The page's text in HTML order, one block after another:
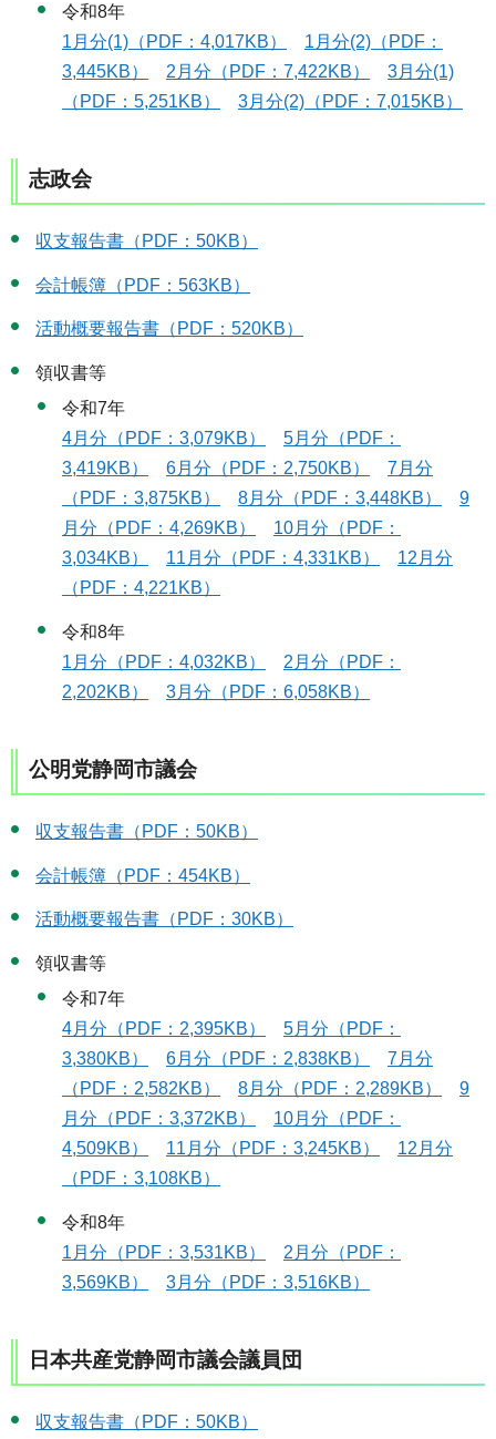
令和8年
1月分(1)（PDF：4,017KB）
1月分(2)（PDF：
3,445KB）
2月分（PDF：7,422KB）
3月分(1)
（PDF：5,251KB）
3月分(2)（PDF：7,015KB）
志政会
収支報告書（PDF：50KB）
会計帳簿（PDF：563KB）
活動概要報告書（PDF：520KB）
領収書等
令和7年
4月分（PDF：3,079KB）
5月分（PDF：
3,419KB）
6月分（PDF：2,750KB）
7月分
（PDF：3,875KB）
8月分（PDF：3,448KB）
9
月分（PDF：4,269KB）
10月分（PDF：
3,034KB）
11月分（PDF：4,331KB）
12月分
（PDF：4,221KB）
令和8年
1月分（PDF：4,032KB）
2月分（PDF：
2,202KB）
3月分（PDF：6,058KB）
公明党静岡市議会
収支報告書（PDF：50KB）
会計帳簿（PDF：454KB）
活動概要報告書（PDF：30KB）
領収書等
令和7年
4月分（PDF：2,395KB）
5月分（PDF：
3,380KB）
6月分（PDF：2,838KB）
7月分
（PDF：2,582KB）
8月分（PDF：2,289KB）
9
月分（PDF：3,372KB）
10月分（PDF：
4,509KB）
11月分（PDF：3,245KB）
12月分
（PDF：3,108KB）
令和8年
1月分（PDF：3,531KB）
2月分（PDF：
3,569KB）
3月分（PDF：3,516KB）
日本共産党静岡市議会議員団
収支報告書（PDF：50KB）